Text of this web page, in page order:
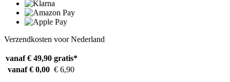
Verzendkosten voor Nederland
vanaf € 49,90 gratis*
vanaf € 0,00 € 6,90